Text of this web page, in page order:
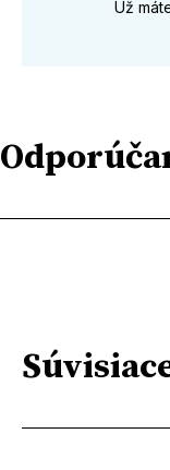
Už